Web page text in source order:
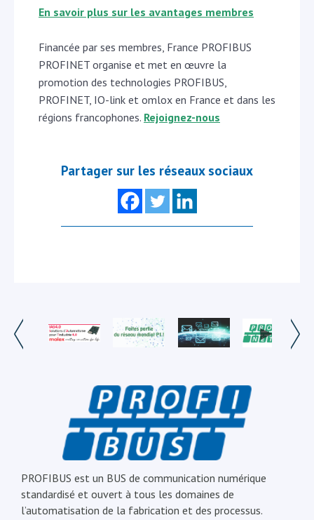
En savoir plus sur les avantages membres
Financée par ses membres, France PROFIBUS
PROFINET organise et met en œuvre la
promotion des technologies PROFIBUS,
PROFINET, IO-link et omlox en France et dans les
régions francophones. Rejoignez-nous
Partager sur les réseaux sociaux
PROFIBUS est un BUS de communication numérique
standardisé et ouvert à tous les domaines de
l’automatisation de la fabrication et des processus.